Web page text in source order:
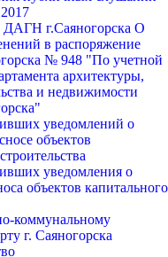
ДАГН г.Саяногорска О
в распоряжение
№ 948 "По учетной
архитектуры,
и недвижимости
уведомлений о
объектов
уведомления о
объектов капитального
коммунальному
г. Саяногорска